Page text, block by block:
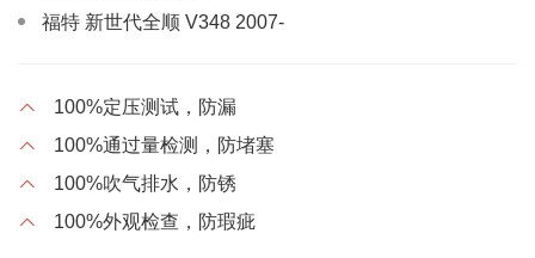
福特 新世代全顺 V348 2007-
福特 麦柯斯 -
福特 蒙迪欧致胜 -
福特 新蒙迪欧 -
福特 福克斯 307
100%定压测试，防漏
100%通过量检测，防堵塞
100%吹气排水，防锈
100%外观检查，防瑕疵